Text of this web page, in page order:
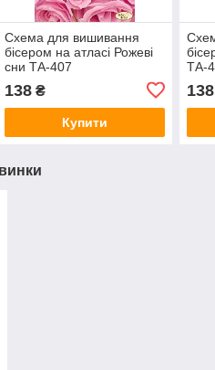
Схема для вишивання
бісером на атласі Рожеві
сни ТА-407
138₴
Купити
ТА-
138